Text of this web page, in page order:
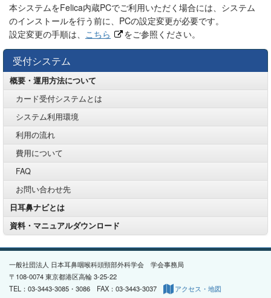
本システムをFelica内蔵PCでご利用いただく場合には、システム
のインストールを行う前に、PCの設定変更が必要です。
設定変更の手順は、 こちら をご参照ください。
受付システム
概要・運用方法について
カード受付システムとは
システム利用環境
利用の流れ
費用について
FAQ
お問い合わせ先
日耳鼻ナビとは
資料・マニュアルダウンロード
一般社団法人 日本耳鼻咽喉科頭頸部外科学会 学会事務局
〒108-0074 東京都港区高輪 3-25-22
TEL：03-3443-3085・3086 FAX：03-3443-3037
アクセス・地図